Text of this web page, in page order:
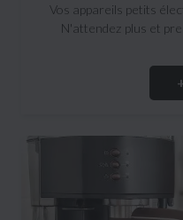
Vos appareils petits
N'attendez plus et